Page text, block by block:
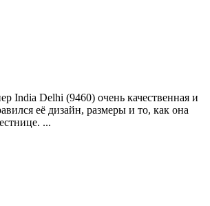
India Delhi (9460) очень качественная и
её дизайн, размеры и то, как она
...